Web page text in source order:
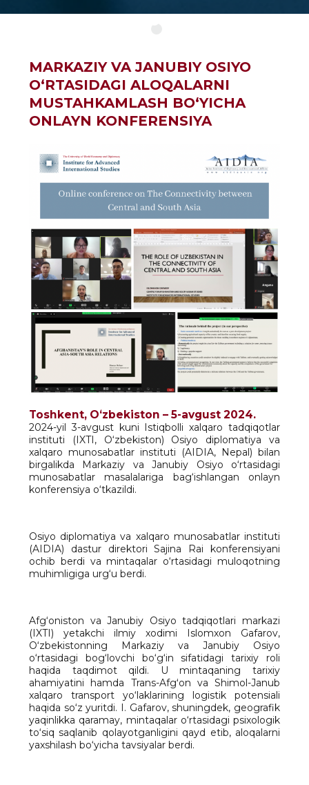
MARKAZIY VA JANUBIY OSIYO
O‘RTASIDAGI ALOQALARNI
MUSTAHKAMLASH BO‘YICHA
ONLAYN KONFERENSIYA
Toshkent, Oʻzbekiston – 5-avgust 2024.
2024-yil 3-avgust kuni Istiqbolli xalqaro tadqiqotlar
instituti (IXTI, O‘zbekiston) Osiyo diplomatiya va
xalqaro munosabatlar instituti (AIDIA, Nepal) bilan
birgalikda Markaziy va Janubiy Osiyo o‘rtasidagi
munosabatlar masalalariga bag‘ishlangan onlayn
konferensiya o‘tkazildi.
Osiyo diplomatiya va xalqaro munosabatlar instituti
(AIDIA) dastur direktori Sajina Rai konferensiyani
ochib berdi va mintaqalar o‘rtasidagi muloqotning
muhimligiga urg‘u berdi.
Afg‘oniston va Janubiy Osiyo tadqiqotlari markazi
(IXTI) yetakchi ilmiy xodimi Islomxon Gafarov,
O‘zbekistonning Markaziy va Janubiy Osiyo
o‘rtasidagi bog‘lovchi bo‘g‘in sifatidagi tarixiy roli
haqida taqdimot qildi. U mintaqaning tarixiy
ahamiyatini hamda Trans-Afgʻon va Shimol-Janub
xalqaro transport yo‘laklarining logistik potensiali
haqida so‘z yuritdi. I. Gafarov, shuningdek, geografik
yaqinlikka qaramay, mintaqalar o‘rtasidagi psixologik
to‘siq saqlanib qolayotganligini qayd etib, aloqalarni
yaxshilash bo‘yicha tavsiyalar berdi.